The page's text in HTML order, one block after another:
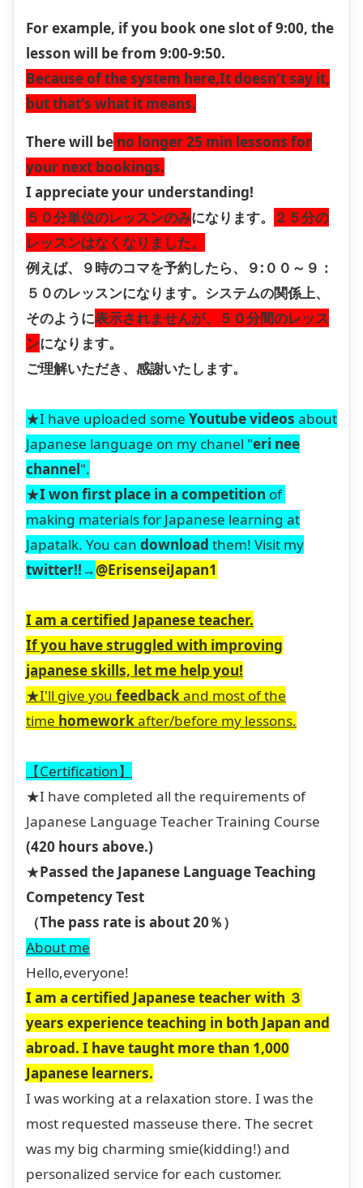
For example, if you book one slot of 9:00, the
lesson will be from 9:00-9:50.
Because of the system here,It doesn't say it,
but that's what it means.
There will be no longer 25 min lessons for
your next bookings.
I appreciate your understanding!
５０分単位のレッスンのみになります。
２５分の
レッスンはなくなりました。
例えば、９時のコマを予約したら、９:００～９：
５０のレッスンになります。システムの関係上、
そのように表示されませんが、５０分間のレッス
ンになります。
ご理解いただき、感謝いたします。
★I have uploaded some Youtube videos about
Japanese language on my chanel "eri nee
channel".
★I won first place in a competition of
making materials for Japanese learning at
Japatalk. You can download them! Visit my
twitter!!→@ErisenseiJapan1
I am a certified Japanese teacher.
If you have struggled with improving
japanese skills, let me help you!
★I'll give you feedback and most of the
time homework after/before my lessons.
【Certification】
★I have completed all the requirements of
Japanese Language Teacher Training Course
(420 hours above.)
★Passed the Japanese Language Teaching
Competency Test
（The pass rate is about 20％）
About me
Hello,everyone!
I am a certified Japanese teacher with ３
years experience teaching in both Japan and
abroad. I have taught more than 1,000
Japanese learners.
I was working at a relaxation store. I was the
most requested masseuse there. The secret
was my big charming smie(kidding!) and
personalized service for each customer.